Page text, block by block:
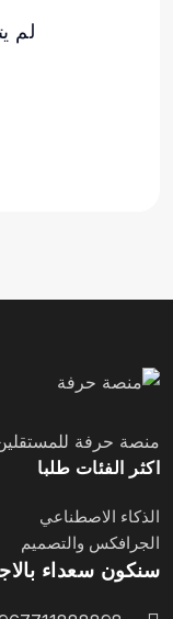
لم
منصة حرفة
اكثر الفئات طلبا
الذكاء الاصطناعي
الجرافكس والتصميم
سنكون سعداء